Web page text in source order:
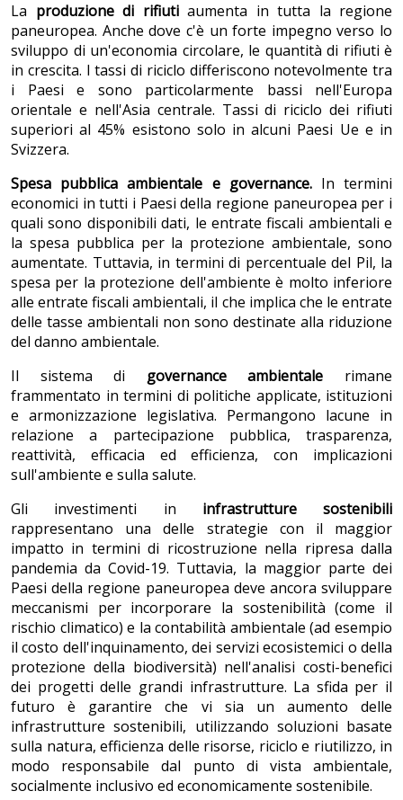
La produzione di rifiutiaumenta in tutta la regione
paneuropea. Anche dove c'è un forte impegno verso lo
sviluppo di un'economia circolare, le quantità di rifiuti è
in crescita. I tassi di riciclo differiscono notevolmente tra
i Paesi e sono particolarmente bassi nell'Europa
orientale e nell'Asia centrale. Tassi di riciclo dei rifiuti
superiori al 45% esistono solo in alcuni Paesi Ue e in
Svizzera.
Spesa pubblica ambientale e governance.In termini
economici in tutti i Paesi della regione paneuropea per i
quali sono disponibili dati, le entrate fiscali ambientali e
la spesa pubblica per la protezione ambientale, sono
aumentate. Tuttavia, in termini di percentuale del Pil, la
spesa per la protezione dell'ambiente è molto inferiore
alle entrate fiscali ambientali, il che implica che le entrate
delle tasse ambientali non sono destinate alla riduzione
del danno ambientale.
Il sistema di governance ambientale rimane
frammentato in termini di politiche applicate, istituzioni
e armonizzazione legislativa. Permangono lacune in
relazione a partecipazione pubblica, trasparenza,
reattività, efficacia ed efficienza, con implicazioni
sull'ambiente e sulla salute.
Gli investimenti in infrastrutture sostenibili
rappresentano una delle strategie con il maggior
impatto in termini di ricostruzione nella ripresa dalla
pandemia da Covid-19. Tuttavia, la maggior parte dei
Paesi della regione paneuropea deve ancora sviluppare
meccanismi per incorporare la sostenibilità (come il
rischio climatico) e la contabilità ambientale (ad esempio
il costo dell'inquinamento, dei servizi ecosistemici o della
protezione della biodiversità) nell'analisi costi-benefici
dei progetti delle grandi infrastrutture. La sfida per il
futuro è garantire che vi sia un aumento delle
infrastrutture sostenibili, utilizzando soluzioni basate
sulla natura, efficienza delle risorse, riciclo e riutilizzo, in
modo responsabile dal punto di vista ambientale,
socialmente inclusivo ed economicamente sostenibile.